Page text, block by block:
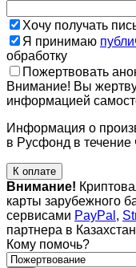
Хочу получать
Я принимаю
обработку
Пожертвовать
Внимание! Вы
информацией
Информация о
в Русфонд в течение
К оплате
Внимание!
карты зарубежного
сервисами PayPal ,
партнера в
Кому помочь?